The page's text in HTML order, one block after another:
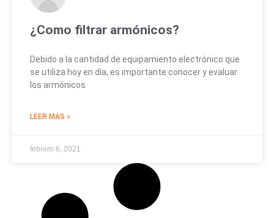
¿Como filtrar armónicos?
Debido a la cantidad de equipamiento electrónico que
se utiliza hoy en día, es importante conocer y evaluar
los armónicos
LEER MAS »
febrero 6, 2021